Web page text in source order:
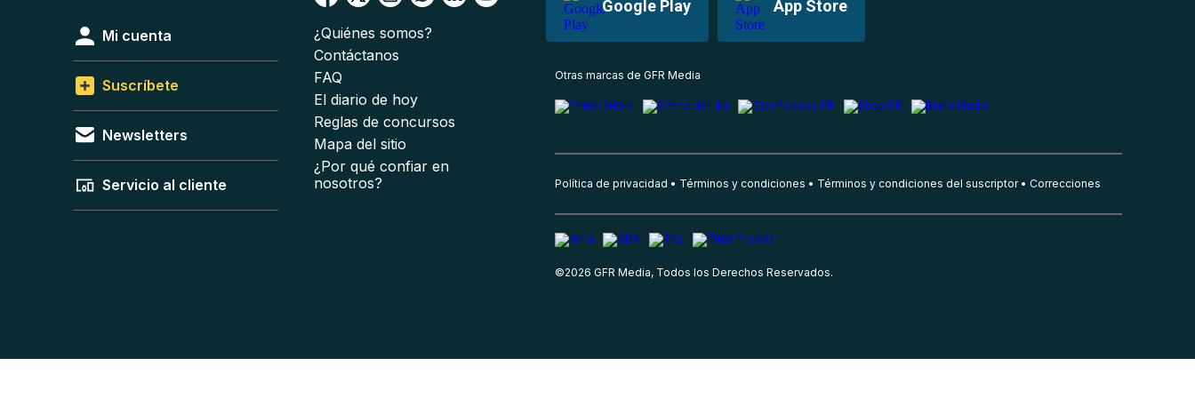
Google Play App Store
Mi cuenta
Suscríbete
Newsletters
Servicio al cliente
¿Quiénes somos?
Contáctanos
FAQ
El diario de hoy
Reglas de concursos
Mapa del sitio
¿Por qué confiar en
nosotros?
Otras marcas de GFR Media
Política de privacidad Términos y condiciones Términos y condiciones del suscriptor Correcciones
©2026 GFR Media, Todos los Derechos Reservados.